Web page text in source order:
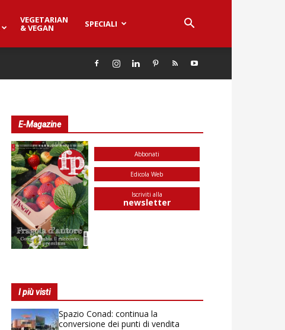
VEGETARIAN
& VEGAN SPECIALI
E-Magazine
Abbonati
Edicola Web
Iscriviti alla
newsletter
I più visti
Spazio Conad: continua la
conversione dei punti di vendita